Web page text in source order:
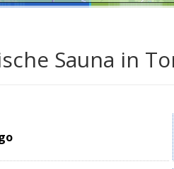
Sauna in